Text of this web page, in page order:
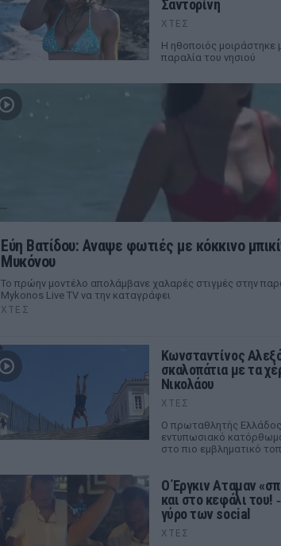
Σαντορίνη
ΧΤΕΣ
Η ηθοποιός μοιράστηκε
παραλία του νησιού
Εύη Βατίδου: Αναψε φωτιές με κόκκινο
Μυκόνου
Το πρώην μοντέλο απολάμβανε χαλαρές στιγμές στην
Mykonos Live TV να την καταγράφει
ΧΤΕΣ
Κωνσταντίνος
σκαλοπάτια με τα
Νικολάου
ΧΤΕΣ
Ο πρωταθλητής Ελλάδος
εντυπωσιακό
στο πιο εμβληματικό
Ο Έργκιν Αταμαν
και στο κεφάλι του!
γύρο των social
ΧΤΕΣ